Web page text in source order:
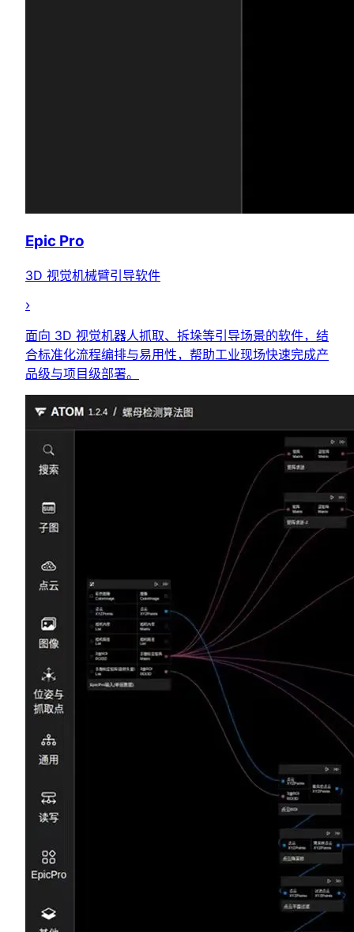
Epic Pro
3D 视觉机械臂引导软件
›
面向 3D 视觉机器人抓取、拆垛等引导场景的软件，结
合标准化流程编排与易用性，帮助工业现场快速完成产
品级与项目级部署。